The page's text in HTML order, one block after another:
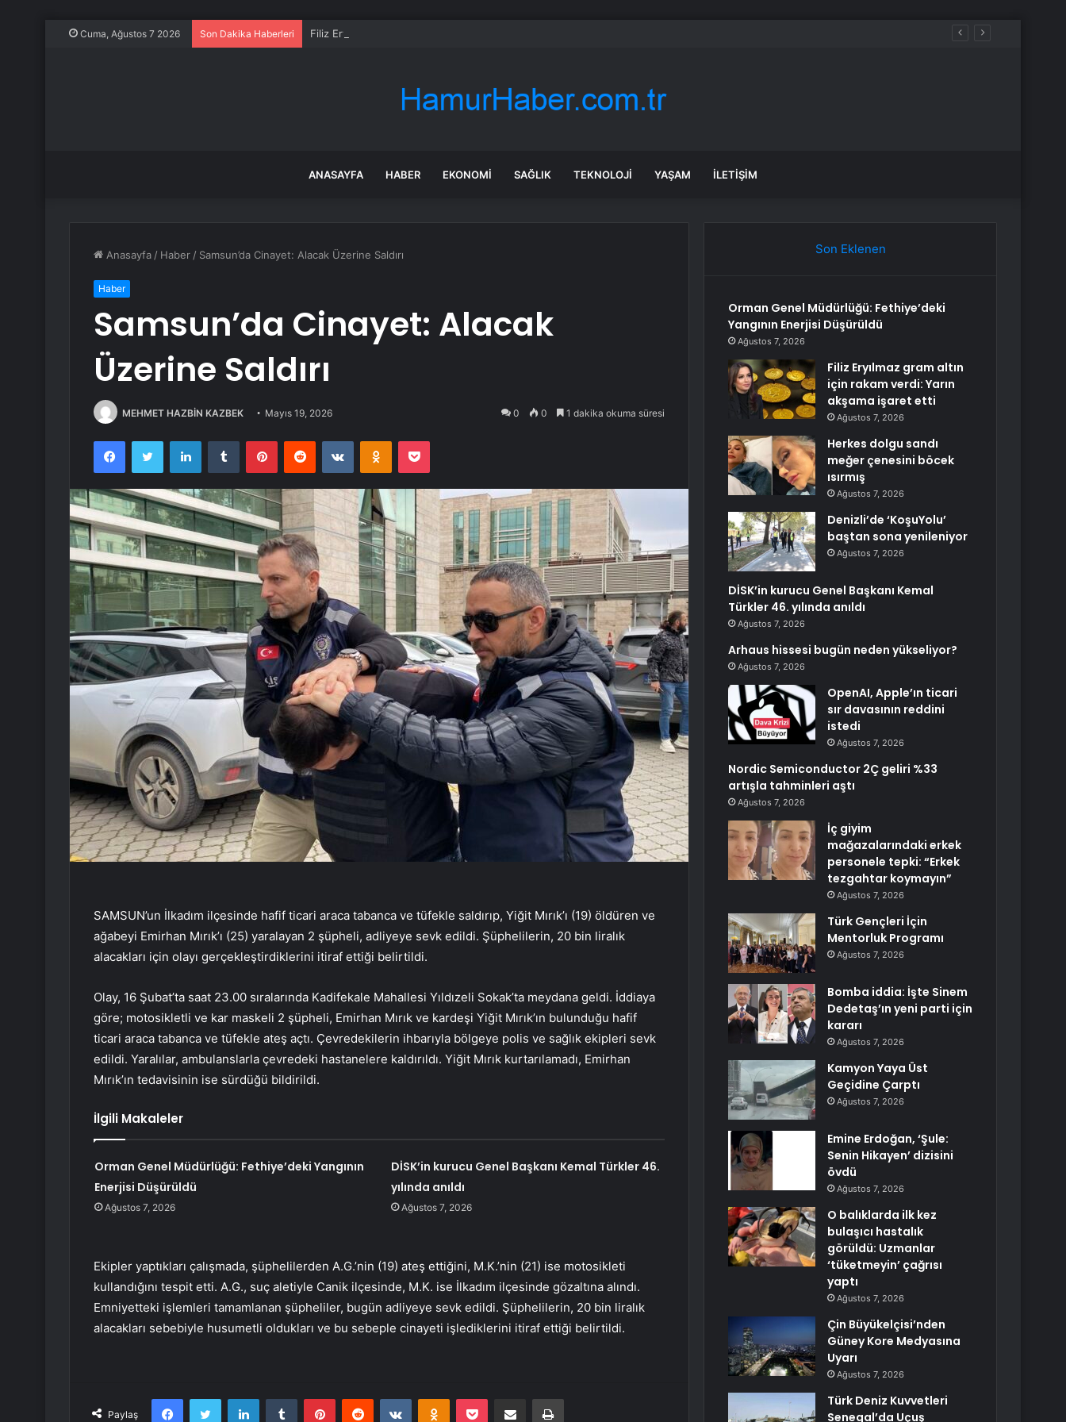
Cuma, Ağustos 7 2026 Son Dakika Haberleri Filiz Eryılmaz gram altın için rakam verdi: Yarın akşama işaret etti
ANASAYFA HABER EKONOMI SAĞLIK TEKNOLOJI YAŞAM İLETIŞIM
Anasayfa / Haber / Samsun’da Cinayet: Alacak Üzerine Saldırı
Haber
Samsun’da Cinayet: Alacak
Üzerine Saldırı
MEHMET HAZBİN KAZBEK Mayıs 19, 2026 0 0 1 dakika okuma süresi
FacebookTwitter LinkedInTumblr PinterestReddit VKontakteOdnoklassniki
Pocket
SAMSUN’un İlkadım ilçesinde hafif ticari araca tabanca ve tüfekle saldırıp, Yiğit Mırık’ı (19) öldüren ve
ağabeyi Emirhan Mırık’ı (25) yaralayan 2 şüpheli, adliyeye sevk edildi. Şüphelilerin, 20 bin liralık
alacakları için olayı gerçekleştirdiklerini itiraf ettiği belirtildi.
Olay, 16 Şubat’ta saat 23.00 sıralarında Kadifekale Mahallesi Yıldızeli Sokak’ta meydana geldi. İddiaya
göre; motosikletli ve kar maskeli 2 şüpheli, Emirhan Mırık ve kardeşi Yiğit Mırık’ın bulunduğu hafif
ticari araca tabanca ve tüfekle ateş açtı. Çevredekilerin ihbarıyla bölgeye polis ve sağlık ekipleri sevk
edildi. Yaralılar, ambulanslarla çevredeki hastanelere kaldırıldı. Yiğit Mırık kurtarılamadı, Emirhan
Mırık’ın tedavisinin ise sürdüğü bildirildi.
İlgili Makaleler
Orman Genel Müdürlüğü: Fethiye’deki Yangının
Enerjisi Düşürüldü
Ağustos 7, 2026
DİSK’in kurucu Genel Başkanı Kemal Türkler 46.
yılında anıldı
Ağustos 7, 2026
Ekipler yaptıkları çalışmada, şüphelilerden A.G.’nin (19) ateş ettiğini, M.K.’nin (21) ise motosikleti
kullandığını tespit etti. A.G., suç aletiyle Canik ilçesinde, M.K. ise İlkadım ilçesinde gözaltına alındı.
Emniyetteki işlemleri tamamlanan şüpheliler, bugün adliyeye sevk edildi. Şüphelilerin, 20 bin liralık
alacakları sebebiyle husumetli oldukları ve bu sebeple cinayeti işlediklerini itiraf ettiği belirtildi.
Paylaş
FacebookTwitter LinkedInTumblr PinterestReddit VKontakteOdnoklassniki
Pocket E-Posta ile paylaş Yazdır
Son Eklenen
Orman Genel Müdürlüğü: Fethiye’deki
Yangının Enerjisi Düşürüldü
Ağustos 7, 2026
Filiz Eryılmaz gram altın
için rakam verdi: Yarın
akşama işaret etti
Ağustos 7, 2026
Herkes dolgu sandı
meğer çenesini böcek
ısırmış
Ağustos 7, 2026
Denizli’de ‘KoşuYolu’
baştan sona yenileniyor
Ağustos 7, 2026
DİSK’in kurucu Genel Başkanı Kemal
Türkler 46. yılında anıldı
Ağustos 7, 2026
Arhaus hissesi bugün neden yükseliyor?
Ağustos 7, 2026
OpenAI, Apple’ın ticari
sır davasının reddini
istedi
Ağustos 7, 2026
Nordic Semiconductor 2Ç geliri %33
artışla tahminleri aştı
Ağustos 7, 2026
İç giyim
mağazalarındaki erkek
personele tepki: “Erkek
tezgahtar koymayın”
Ağustos 7, 2026
Türk Gençleri İçin
Mentorluk Programı
Ağustos 7, 2026
Bomba iddia: İşte Sinem
Dedetaş’ın yeni parti için
kararı
Ağustos 7, 2026
Kamyon Yaya Üst
Geçidine Çarptı
Ağustos 7, 2026
Emine Erdoğan, ‘Şule:
Senin Hikayen’ dizisini
övdü
Ağustos 7, 2026
O balıklarda ilk kez
bulaşıcı hastalık
görüldü: Uzmanlar
‘tüketmeyin’ çağrısı
yaptı
Ağustos 7, 2026
Çin Büyükelçisi’nden
Güney Kore Medyasına
Uyarı
Ağustos 7, 2026
Türk Deniz Kuvvetleri
Senegal’da Uçuş